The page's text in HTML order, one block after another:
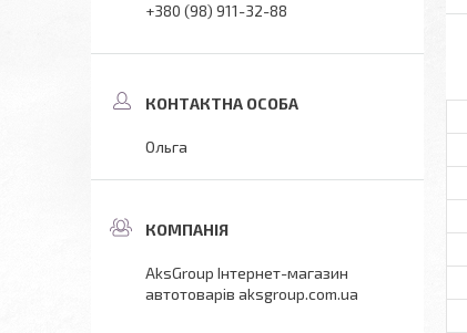
+380 (98) 911-32-88
Ольга
AksGroup Інтернет-магазин
автотоварів aksgroup.com.ua